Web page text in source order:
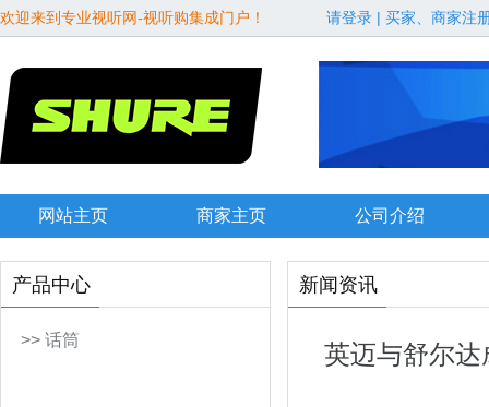
欢迎来到专业视听网-视听购集成门户！ 请登录 | 买家、商家注
网站主页 商家主页 公司介绍
产品中心
>> 话筒
新闻资讯
英迈与舒尔